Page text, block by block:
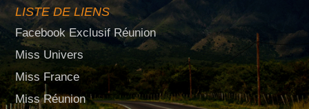
LISTE DE LIENS
Facebook Exclusif Réunion
Miss Univers
Miss France
Miss Réunion